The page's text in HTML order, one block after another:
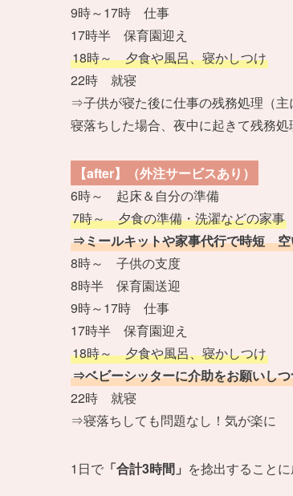
9時～17時 仕事
17時半 保育園迎え
18時～ 夕食や風呂、寝かしつけ
22時 就寝
⇒子供が寝た後に仕事の残務処理（主
寝落ちした場合、夜中に起きて残務処
【after】（外注サービスあり）
6時～ 起床＆自分の準備
7時～ 夕食の準備・洗濯などの家事
⇒ミールキットや家事代行で時短 空
8時～ 子供の支度
8時半 保育園送迎
9時～17時 仕事
17時半 保育園迎え
18時～ 夕食や風呂、寝かしつけ
⇒ベビーシッターに介助をお願いし
22時 就寝
⇒寝落ちしても問題なし！気が楽に
1日で 「合計3時間」 を捻出すること